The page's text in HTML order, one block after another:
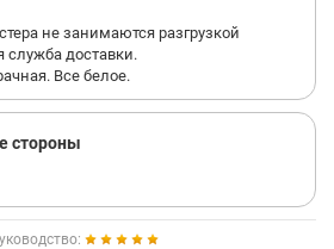
не занимаются разгрузкой
служба доставки.
Все белое.
стороны